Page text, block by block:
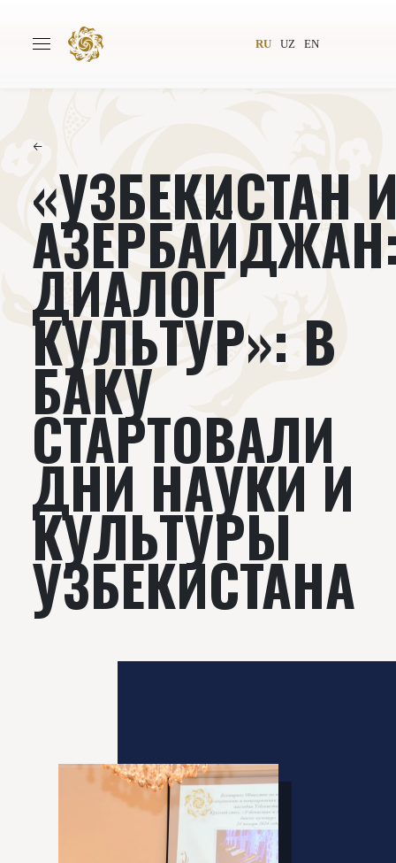
RU UZ EN
Авторы Всемирное общество
Издательство Новости
Проекты Подкасты
Книги
←
«УЗБЕКИСТАН
ДИАЛОГ
КУЛЬТУР»: В
БАКУ
СТАРТОВАЛИ
ДНИ НАУКИ И
КУЛЬТУРЫ
УЗБЕКИСТАНА